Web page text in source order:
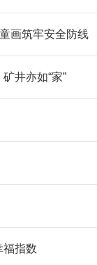
画筑牢安全防线
井亦如“家”
福指数